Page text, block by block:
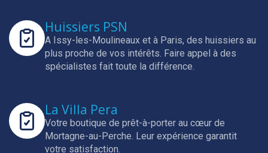
Huissiers PSN
A Issy-les-Moulineaux et à Paris, des huissiers au
plus proche de vos intérêts. Faire appel à des
spécialistes fait toute la différence.
La Villa Pera
Votre boutique de prêt-à-porter au cœur de
Mortagne-au-Perche. Leur expérience garantit
votre satisfaction.